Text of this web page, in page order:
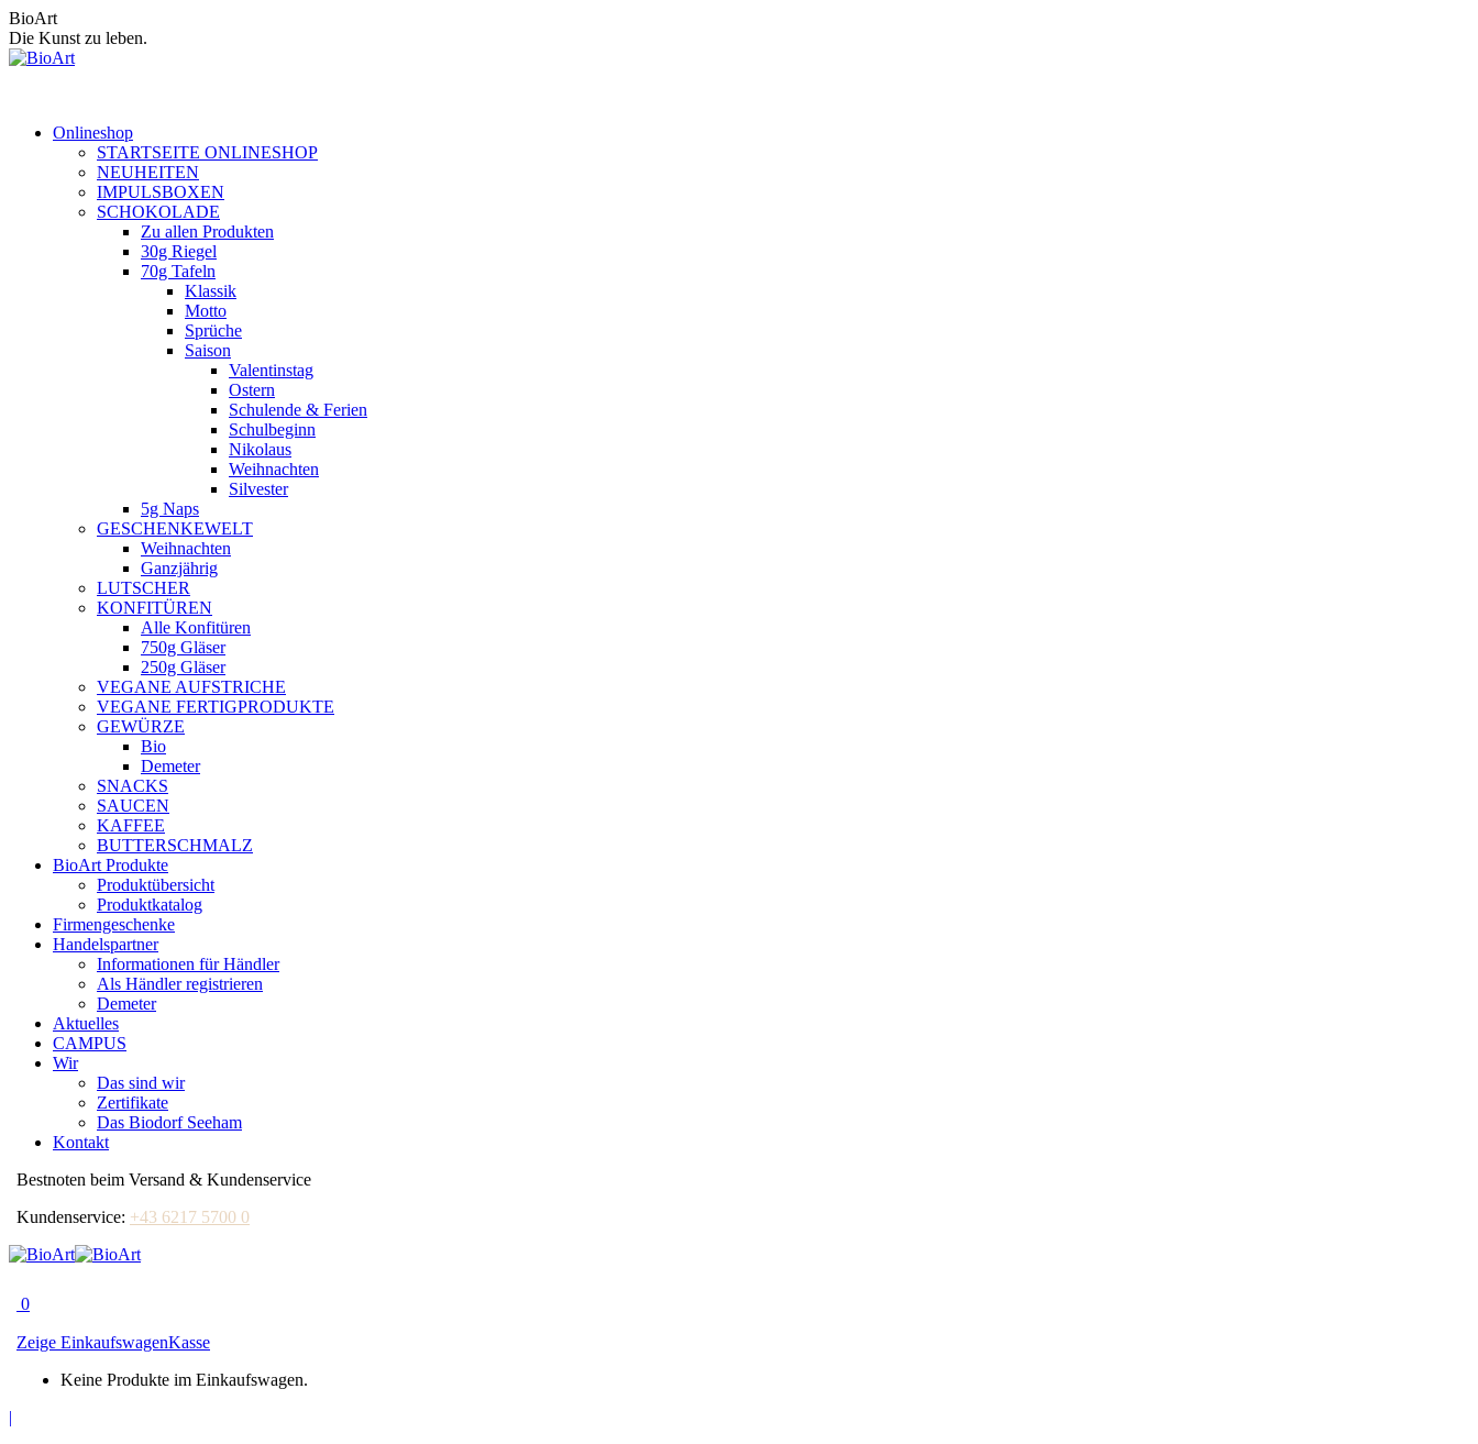
Zum
Inhalt
springen
BioArt
Die Kunst zu leben.
Onlineshop
STARTSEITE ONLINESHOP
NEUHEITEN
IMPULSBOXEN
SCHOKOLADE
Zu allen Produkten
30g Riegel
70g Tafeln
Klassik
Motto
Sprüche
Saison
Valentinstag
Ostern
Schulende & Ferien
Schulbeginn
Nikolaus
Weihnachten
Silvester
5g Naps
GESCHENKEWELT
Weihnachten
Ganzjährig
LUTSCHER
KONFITÜREN
Alle Konfitüren
750g Gläser
250g Gläser
VEGANE AUFSTRICHE
VEGANE FERTIGPRODUKTE
GEWÜRZE
Bio
Demeter
SNACKS
SAUCEN
KAFFEE
BUTTERSCHMALZ
BioArt Produkte
Produktübersicht
Produktkatalog
Firmengeschenke
Handelspartner
Informationen für Händler
Als Händler registrieren
Demeter
Aktuelles
CAMPUS
Wir
Das sind wir
Zertifikate
Das Biodorf Seeham
Kontakt
Bestnoten beim Versand & Kundenservice
Kundenservice: +43 6217 5700 0
0
Zeige EinkaufswagenKasse
Keine Produkte im Einkaufswagen.
|